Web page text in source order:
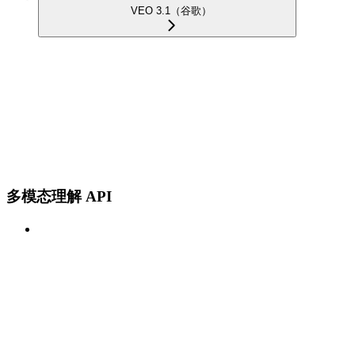
VEO 3.1（谷歌）
多模态理解 API